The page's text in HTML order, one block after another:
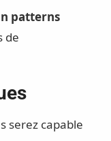
patterns
de
serez capable